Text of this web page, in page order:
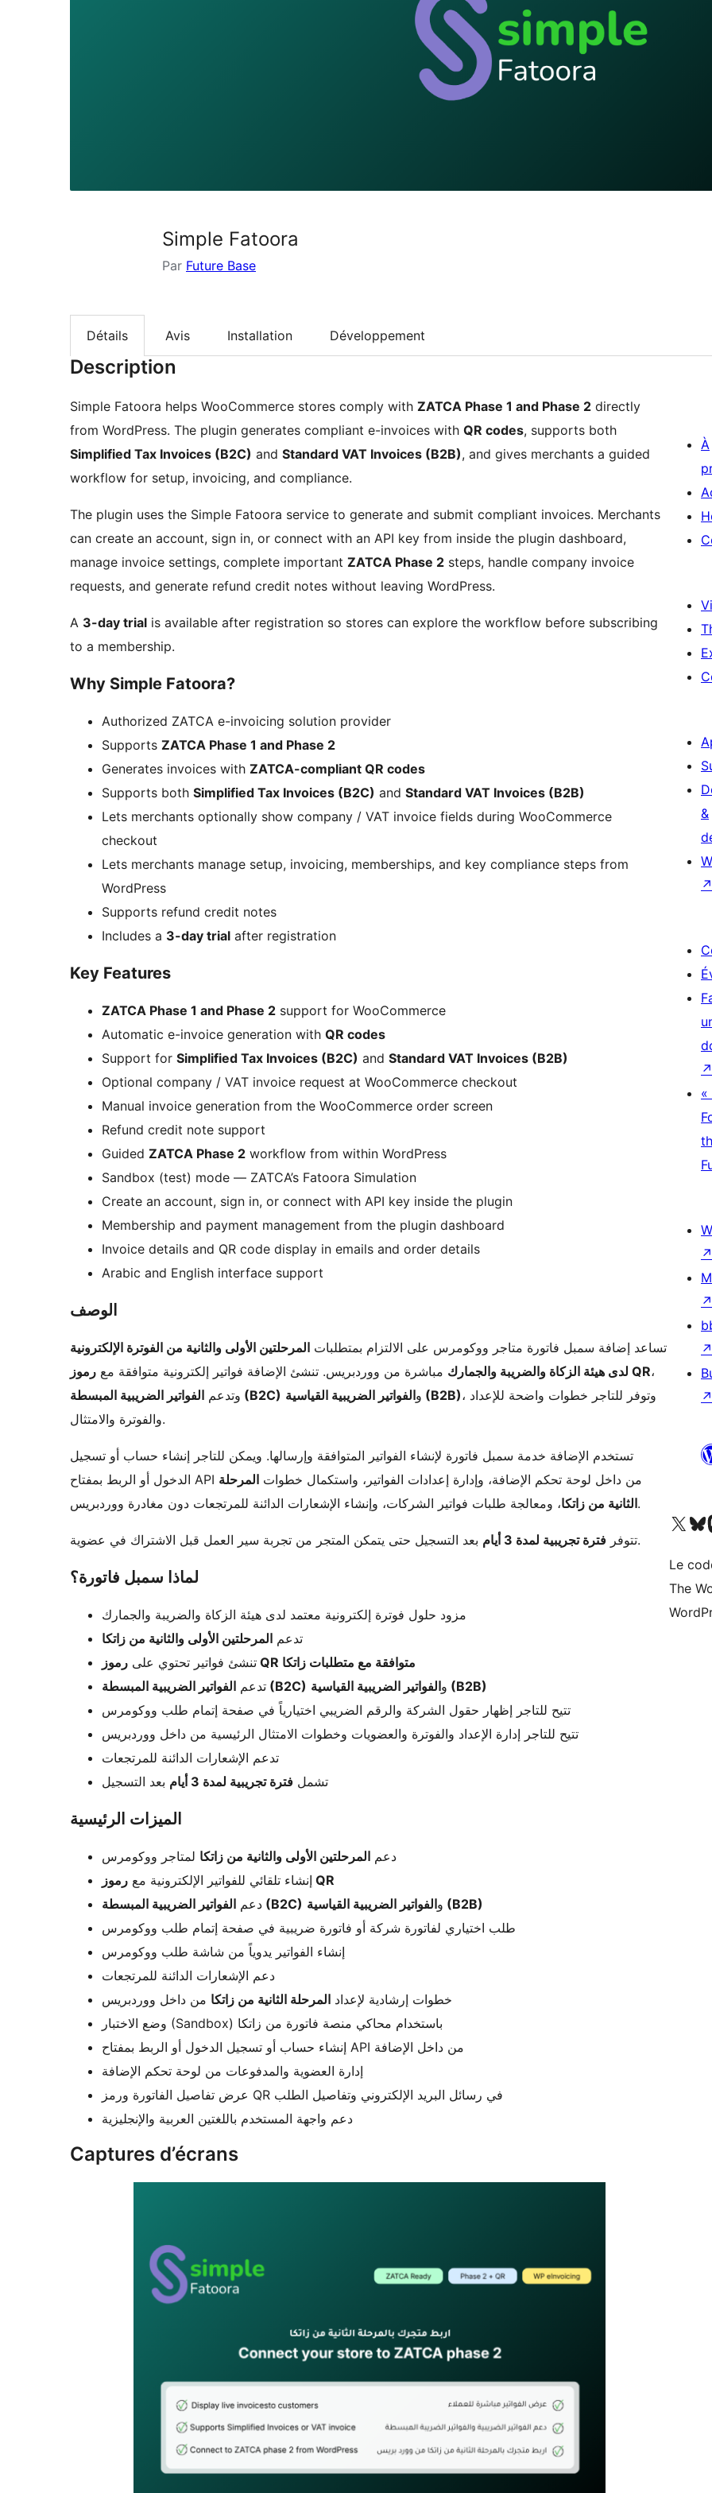
Simple Fatoora
Par Future Base
Détails Avis Installation Développement
Description
Simple Fatoora helps WooCommerce stores comply with ZATCA Phase 1 and Phase 2 directly
from WordPress. The plugin generates compliant e-invoices with QR codes, supports both
Simplified Tax Invoices (B2C) and Standard VAT Invoices (B2B), and gives merchants a guided
workflow for setup, invoicing, and compliance.
The plugin uses the Simple Fatoora service to generate and submit compliant invoices. Merchants
can create an account, sign in, or connect with an API key from inside the plugin dashboard,
manage invoice settings, complete important ZATCA Phase 2 steps, handle company invoice
requests, and generate refund credit notes without leaving WordPress.
A 3-day trial is available after registration so stores can explore the workflow before subscribing
to a membership.
Why Simple Fatoora?
Authorized ZATCA e-invoicing solution provider
Supports ZATCA Phase 1 and Phase 2
Generates invoices with ZATCA-compliant QR codes
Supports both Simplified Tax Invoices (B2C) and Standard VAT Invoices (B2B)
Lets merchants optionally show company / VAT invoice fields during WooCommerce
checkout
Lets merchants manage setup, invoicing, memberships, and key compliance steps from
WordPress
Supports refund credit notes
Includes a 3-day trial after registration
Key Features
ZATCA Phase 1 and Phase 2 support for WooCommerce
Automatic e-invoice generation with QR codes
Support for Simplified Tax Invoices (B2C) and Standard VAT Invoices (B2B)
Optional company / VAT invoice request at WooCommerce checkout
Manual invoice generation from the WooCommerce order screen
Refund credit note support
Guided ZATCA Phase 2 workflow from within WordPress
Sandbox (test) mode — ZATCA’s Fatoora Simulation
Create an account, sign in, or connect with API key inside the plugin
Membership and payment management from the plugin dashboard
Invoice details and QR code display in emails and order details
Arabic and English interface support
الوصف
تساعد إضافة سمبل فاتورة متاجر ووكومرس على الالتزام بمتطلبات المرحلتين الأولى والثانية من الفوترة الإلكترونية
لدى هيئة الزكاة والضريبة والجمارك مباشرة من ووردبريس. تنشئ الإضافة فواتير إلكترونية متوافقة مع رموز QR،
وتدعم الفواتير الضريبية المبسطة (B2C) و الفواتير الضريبية القياسية (B2B)، وتوفر للتاجر خطوات واضحة للإعداد
والفوترة والامتثال.
تستخدم الإضافة خدمة سمبل فاتورة لإنشاء الفواتير المتوافقة وإرسالها. ويمكن للتاجر إنشاء حساب أو تسجيل
الدخول أو الربط بمفتاح API من داخل لوحة تحكم الإضافة، وإدارة إعدادات الفواتير، واستكمال خطوات المرحلة
الثانية من زاتكا، ومعالجة طلبات فواتير الشركات، وإنشاء الإشعارات الدائنة للمرتجعات دون مغادرة ووردبريس.
تتوفر فترة تجريبية لمدة 3 أيام بعد التسجيل حتى يتمكن المتجر من تجربة سير العمل قبل الاشتراك في عضوية.
لماذا سمبل فاتورة؟
مزود حلول فوترة إلكترونية معتمد لدى هيئة الزكاة والضريبة والجمارك
تدعم المرحلتين الأولى والثانية من زاتكا
تنشئ فواتير تحتوي على
رموز QR متوافقة مع متطلبات زاتكا
تدعم الفواتير الضريبية المبسطة (B2C) و الفواتير الضريبية القياسية (B2B)
تتيح للتاجر إظهار حقول الشركة والرقم الضريبي اختيارياً في صفحة إتمام طلب ووكومرس
تتيح للتاجر إدارة الإعداد والفوترة والعضويات وخطوات الامتثال الرئيسية من داخل ووردبريس
تدعم الإشعارات الدائنة للمرتجعات
تشمل فترة تجريبية لمدة 3 أيام بعد التسجيل
الميزات الرئيسية
دعم المرحلتين الأولى والثانية من زاتكا لمتاجر ووكومرس
إنشاء تلقائي للفواتير الإلكترونية مع رموز QR
دعم الفواتير الضريبية المبسطة (B2C) و الفواتير الضريبية القياسية (B2B)
طلب اختياري لفاتورة شركة أو فاتورة ضريبية في صفحة إتمام طلب ووكومرس
إنشاء الفواتير يدوياً من شاشة طلب ووكومرس
دعم الإشعارات الدائنة للمرتجعات
خطوات إرشادية لإعداد المرحلة الثانية من زاتكا من داخل ووردبريس
وضع الاختبار (Sandbox) باستخدام محاكي منصة فاتورة من زاتكا
إنشاء حساب أو تسجيل الدخول أو الربط بمفتاح API من داخل الإضافة
إدارة العضوية والمدفوعات من لوحة تحكم الإضافة
عرض تفاصيل الفاتورة ورمز QR في رسائل البريد الإلكتروني وتفاصيل الطلب
دعم واجهة المستخدم باللغتين العربية والإنجليزية
Captures d’écrans
À
&
↗
↗
«
↗
↗
↗
↗
Visitez notre compte X
Visiter
Le
The